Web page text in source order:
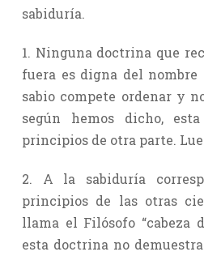
sabiduría.
1. Ninguna doctrina que
fuera es digna del nombre
sabio compete ordenar y
según hemos dicho,
principios de otra parte.
2. A la sabiduría
principios de las otras
llama el Filósofo “cabeza
esta doctrina no